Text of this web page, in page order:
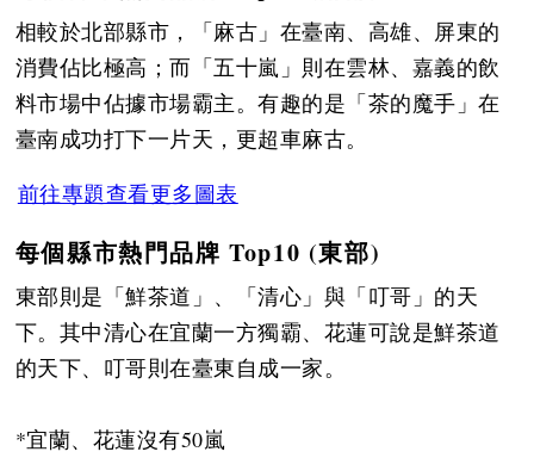
相較於北部縣市，「麻古」在臺南、高雄、屏東的
消費佔比極高；而「五十嵐」則在雲林、嘉義的飲
料市場中佔據市場霸主。有趣的是「茶的魔手」在
臺南成功打下一片天，更超車麻古。
前往專題查看更多圖表
每個縣市熱門品牌 Top10 (東部)
東部則是「鮮茶道」、「清心」與「叮哥」的天
下。其中清心在宜蘭一方獨霸、花蓮可說是鮮茶道
的天下、叮哥則在臺東自成一家。
*宜蘭、花蓮沒有50嵐